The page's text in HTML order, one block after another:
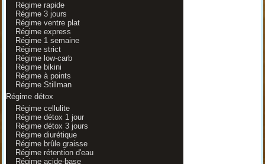
Régime rapide
Régime 3 jours
Régime ventre plat
Régime express
Régime 1 semaine
Régime strict
Régime low-carb
Régime bikini
Régime à points
Régime Stillman
Régime détox
Régime cellulite
Régime détox 1 jour
Régime détox 3 jours
Régime diurétique
Régime brûle graisse
Régime rétention d'eau
Régime acide-base